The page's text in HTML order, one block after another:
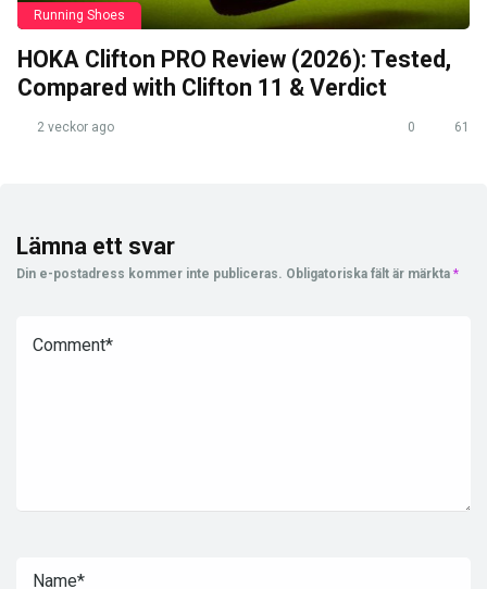
Running Shoes
HOKA Clifton PRO Review (2026): Tested,
Compared with Clifton 11 & Verdict
2 veckor ago 0 61
Lämna ett svar
Din e-postadress kommer inte publiceras. Obligatoriska fält är märkta *